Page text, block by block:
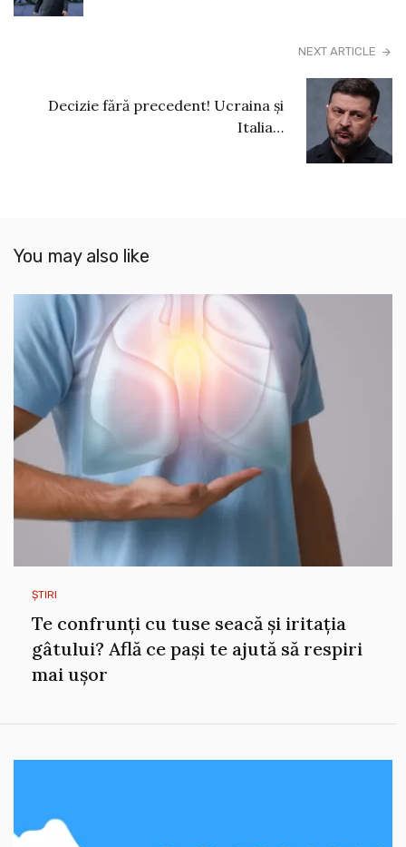
NEXT ARTICLE
Decizie fără precedent! Ucraina și
Italia…
You may also like
ȘTIRI
Te confrunți cu tuse seacă și iritația
gâtului? Află ce pași te ajută să respiri
mai ușor